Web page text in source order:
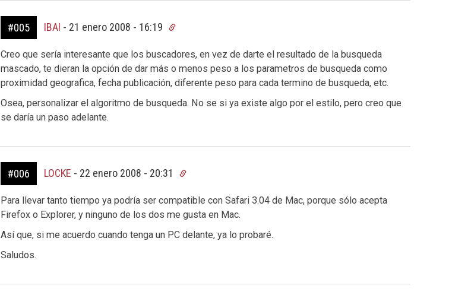
#005 IBAI - 21 enero 2008 - 16:19
Creo que sería interesante que los buscadores, en vez de darte el resultado de la busqueda
mascado, te dieran la opción de dar más o menos peso a los parametros de busqueda como
proximidad geografica, fecha publicación, diferente peso para cada termino de busqueda, etc.
Osea, personalizar el algoritmo de busqueda. No se si ya existe algo por el estilo, pero creo que
se daría un paso adelante.
#006 LOCKE - 22 enero 2008 - 20:31
Para llevar tanto tiempo ya podría ser compatible con Safari 3.04 de Mac, porque sólo acepta
Firefox o Explorer, y ninguno de los dos me gusta en Mac.
Así que, si me acuerdo cuando tenga un PC delante, ya lo probaré.
Saludos.